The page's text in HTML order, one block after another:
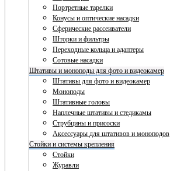
Портретные тарелки
Конусы и оптические насадки
Сферические рассеиватели
Шторки и фильтры
Переходные кольца и адаптеры
Сотовые насадки
Штативы и моноподы для фото и видеокамер
Штативы для фото и видеокамер
Моноподы
Штативные головы
Наплечные штативы и стедикамы
Струбцины и присоски
Аксессуары для штативов и моноподов
Стойки и системы крепления
Стойки
Журавли